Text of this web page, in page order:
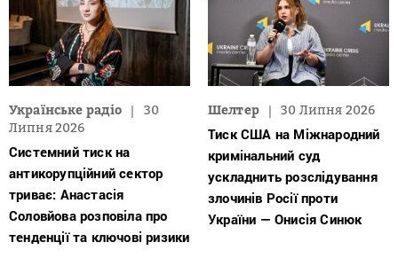
Українське радіо
30
Липня 2026
Системний тиск на
антикорупційний сектор
триває: Анастасія
Соловйова розповіла про
тенденції та ключові ризики
Шелтер 30 Липня 2026
Тиск США на Міжнародний
кримінальний суд
ускладнить розслідування
злочинів Росії проти
України — Онисія Синюк